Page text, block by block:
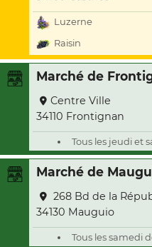
Luzerne
Raisin
Marché de
Centre Ville
34110 Frontignan
Tous les jeudi et
Marché de
268 Bd de la
34130 Mauguio
Tous les samedi